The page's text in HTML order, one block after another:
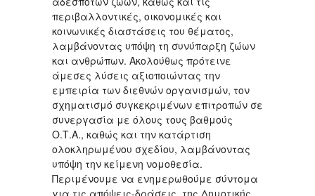
περιβαλλοντικές, οικονομικές και
κοινωνικές διαστάσεις του θέματος,
λαμβάνοντας υπόψη τη συνύπαρξη ζώων
και ανθρώπων. Ακολούθως πρότεινε
άμεσες λύσεις αξιοποιώντας την
εμπειρία των διεθνών οργανισμών, τον
σχηματισμό συγκεκριμένων επιτροπών σε
συνεργασία με όλους τους βαθμούς
Ο.Τ.Α., καθώς και την κατάρτιση
ολοκληρωμένου σχεδίου, λαμβάνοντας
υπόψη την κείμενη νομοθεσία.
Περιμένουμε να ενημερωθούμε σύντομα